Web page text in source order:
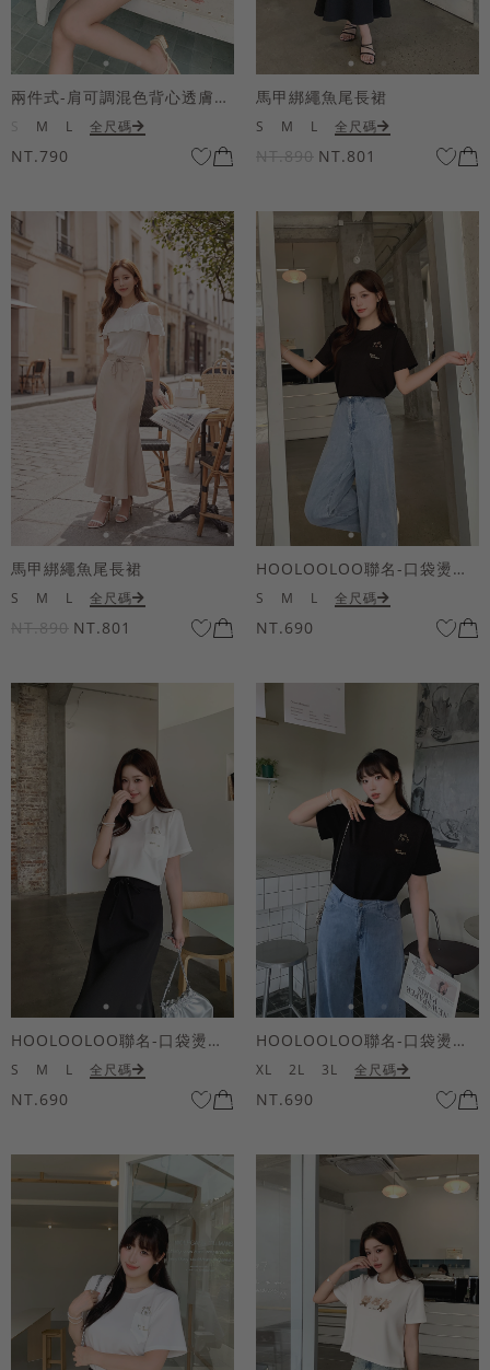
兩件式-肩可調混色背心透膚上衣套組
M L 全尺碼
NT.790
馬甲綁繩魚尾長裙
S M L 全尺碼
NT.890 NT.801
馬甲綁繩魚尾長裙
S M L 全尺碼
NT.890 NT.801
HOOLOOLOO聯名-口袋燙金KUKU熊短袖上衣
S M L 全尺碼
NT.690
HOOLOOLOO聯名-口袋燙金KUKU熊短袖上衣
S M L 全尺碼
NT.690
HOOLOOLOO聯名-口袋燙金KUKU熊短袖上衣
XL 2L 3L 全尺碼
NT.690